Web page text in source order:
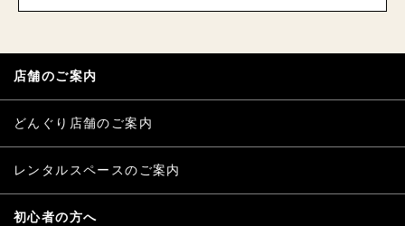
店舗のご案内
どんぐり店舗のご案内
レンタルスペースのご案内
初心者の方へ